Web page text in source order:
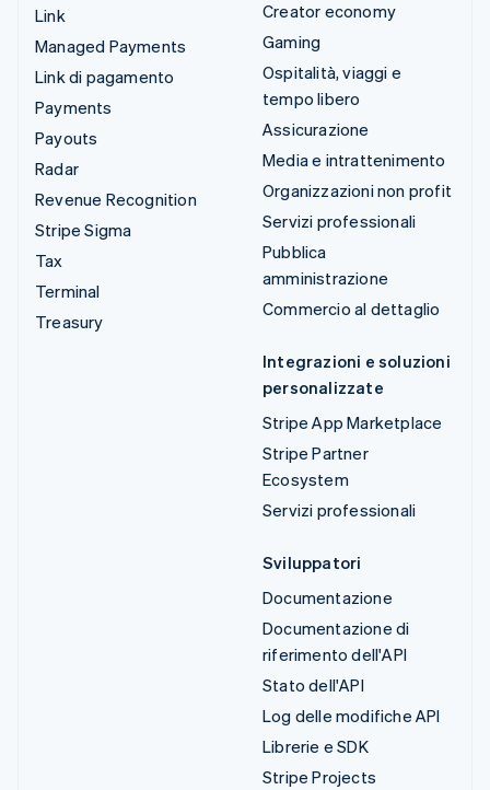
Link
Managed Payments
Link di pagamento
Payments
Payouts
Radar
Revenue Recognition
Stripe Sigma
Tax
Terminal
Treasury
Creator economy
Gaming
Ospitalità, viaggi e
tempo libero
Assicurazione
Media e intrattenimento
Organizzazioni non profit
Servizi professionali
Pubblica
amministrazione
Commercio al dettaglio
Integrazioni e soluzioni
personalizzate
Stripe App Marketplace
Stripe Partner
Ecosystem
Servizi professionali
Sviluppatori
Documentazione
Documentazione di
riferimento dell'API
Stato dell'API
Log delle modifiche API
Librerie e SDK
Stripe Projects